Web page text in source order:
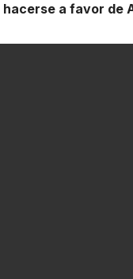
a favor de